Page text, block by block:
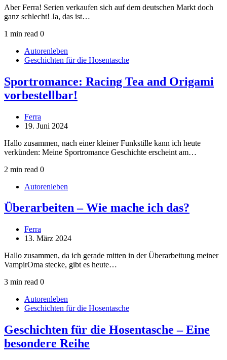
Aber Ferra! Serien verkaufen sich auf dem deutschen Markt doch
ganz schlecht! Ja, das ist…
1 min read 0
Autorenleben
Geschichten für die Hosentasche
Sportromance: Racing Tea and Origami
vorbestellbar!
Ferra
19. Juni 2024
Hallo zusammen, nach einer kleiner Funkstille kann ich heute
verkünden: Meine Sportromance Geschichte erscheint am…
2 min read 0
Autorenleben
Überarbeiten – Wie mache ich das?
Ferra
13. März 2024
Hallo zusammen, da ich gerade mitten in der Überarbeitung meiner
VampirOma stecke, gibt es heute…
3 min read 0
Autorenleben
Geschichten für die Hosentasche
Geschichten für die Hosentasche – Eine
besondere Reihe